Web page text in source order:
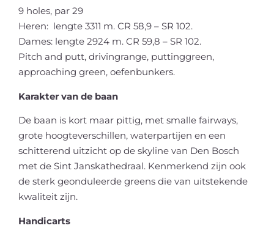
9 holes, par 29
Heren: lengte 3311 m. CR 58,9 – SR 102.
Dames: lengte 2924 m. CR 59,8 – SR 102.
Pitch and putt, drivingrange, puttinggreen,
approaching green, oefenbunkers.
Karakter van de baan
De baan is kort maar pittig, met smalle fairways,
grote hoogteverschillen, waterpartijen en een
schitterend uitzicht op de skyline van Den Bosch
met de Sint Janskathedraal. Kenmerkend zijn ook
de sterk geonduleerde greens die van uitstekende
kwaliteit zijn.
Handicarts